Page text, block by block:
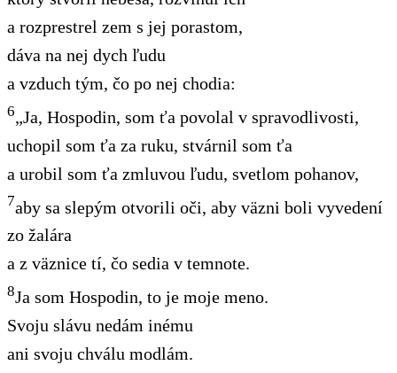
a rozprestrel zem s jej porastom,
dáva na nej dych ľudu
a vzduch tým, čo po nej chodia:
6„Ja, Hospodin, som ťa povolal v spravodlivosti,
uchopil som ťa za ruku, stvárnil som ťa
a urobil som ťa zmluvou ľudu, svetlom pohanov,
7aby sa slepým otvorili oči, aby väzni boli vyvedení
zo žalára
a z väznice tí, čo sedia v temnote.
8Ja som Hospodin, to je moje meno.
Svoju slávu nedám inému
ani svoju chválu modlám.